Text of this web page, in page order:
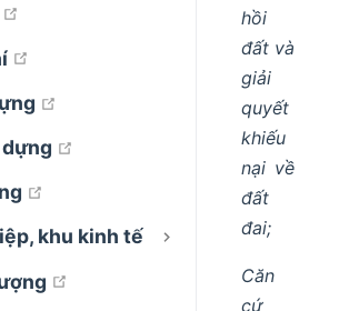
open in new window
open in new window
khu kinh tế
open in new window
hồi
đất và
giải
quyết
khiếu
nại về
đất
đai;
Căn
cứ